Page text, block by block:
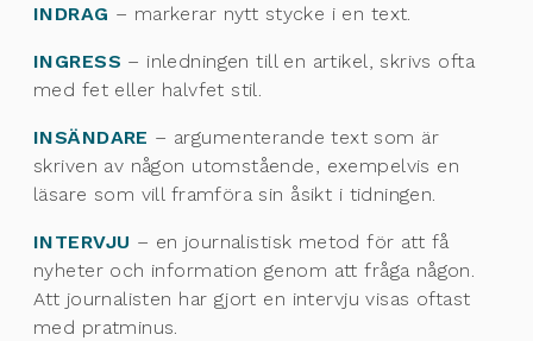
INDRAG – markerar nytt stycke i en text.
INGRESS – inledningen till en artikel, skrivs ofta
med fet eller halvfet stil.
INSÄNDARE – argumenterande text som är
skriven av någon utomstående, exempelvis en
läsare som vill framföra sin åsikt i tidningen.
INTERVJU – en journalistisk metod för att få
nyheter och information genom att fråga någon.
Att journalisten har gjort en intervju visas oftast
med pratminus.